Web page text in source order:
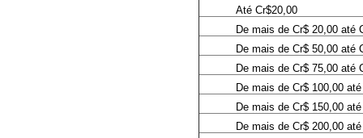
Até Cr$20,00
De mais de Cr$ 20,00 até
De mais de Cr$ 50,00 até
De mais de Cr$ 75,00 até
De mais de Cr$ 100,00
De mais de Cr$ 150,00
De mais de Cr$ 200,00